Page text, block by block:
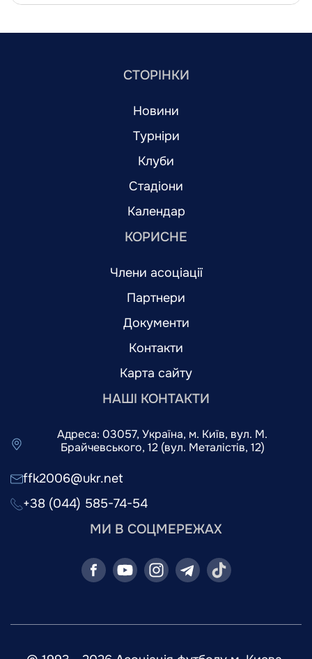
СТОРІНКИ
Новини
Турніри
Клуби
Стадіони
Календар
КОРИСНЕ
Члени асоціації
Партнери
Документи
Контакти
Карта сайту
НАШІ КОНТАКТИ
Адреса: 03057, Україна, м. Київ, вул. М.
Брайчевського, 12 (вул. Металістів, 12)
ffk2006@ukr.net
+38 (044) 585-74-54
МИ В СОЦМЕРЕЖАХ